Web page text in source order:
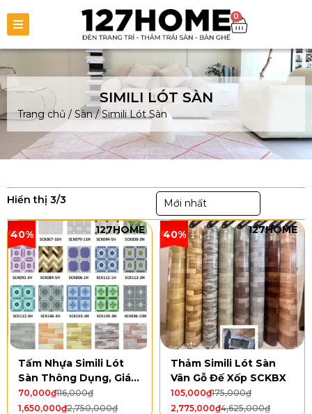
0
SIMILI LÓT SÀN
Trang chủ / Sàn/Simili Lót Sàn
Hiển thị 3/3 Mới nhất
40% 127HOME
Tấm Nhựa Simili Lót
Sàn Thông Dụng, Giá
Rẻ SCK116,000₫
70,000₫
2,750,000₫
1,650,000₫
40% 127HOME
Thảm Simili Lót Sàn
Vân Gỗ Đế Xốp SCKBX
175,000₫
105,000₫
4,625,000₫
2,775,000₫